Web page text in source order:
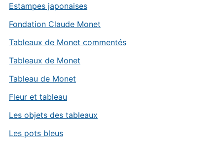
Estampes japonaises
Fondation Claude Monet
Tableaux de Monet commentés
Tableaux de Monet
Tableau de Monet
Fleur et tableau
Les objets des tableaux
Les pots bleus